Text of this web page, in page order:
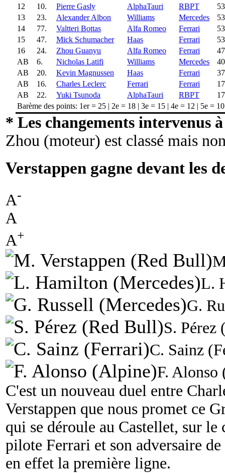
12
10. Pierre Gasly AlphaTauri RBPT
53
13
23. Alexander Albon Williams Mercedes
53
14
77. Valtteri Bottas Alfa Romeo Ferrari
53
15
47. Mick Schumacher Haas Ferrari
53
16
24. Zhou Guanyu Alfa Romeo Ferrari
47
AB
6. Nicholas Latifi Williams Mercedes
40
AB
20. Kevin Magnussen Haas Ferrari
37
AB
16. Charles Leclerc Ferrari Ferrari
17
AB
22. Yuki Tsunoda AlphaTauri RBPT
17
Barème des points: 1er = 25 | 2e = 18 | 3e = 15 | 4e = 12 | 5e =
* Les changements intervenus
Zhou (moteur) est classé mais
Verstappen gagne devant les
A-
A
A+
L.
G.
S. Pérez
C. Sainz
F.
C'est un nouveau duel entre
Verstappen que nous promet ce
qui se déroule au Castellet, sur
pilote Ferrari et son adversaire
en effet la première ligne.